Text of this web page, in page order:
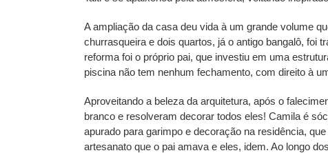
A ampliação da casa deu vida à um grande volume
churrasqueira e dois quartos, já o antigo bangalô, foi
reforma foi o próprio pai, que investiu em uma
piscina não tem nenhum fechamento, com direito à
Aproveitando a beleza da arquitetura, após o
branco e resolveram decorar todos eles! Camila é
apurado para garimpo e decoração na residência,
artesanato que o pai amava e eles, idem. Ao longo